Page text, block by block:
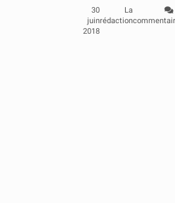
30
juin
2018
La
rédaction